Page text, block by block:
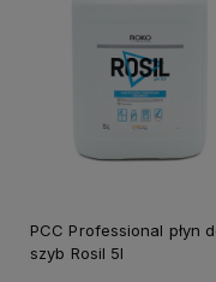
PCC Professional płyn
szyb Rosil 5l